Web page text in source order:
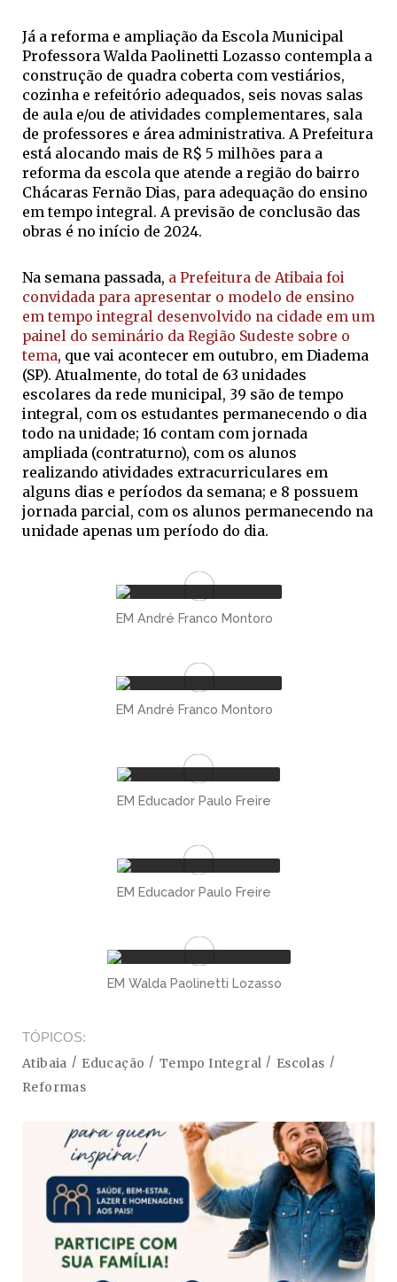
Já a reforma e ampliação da Escola Municipal
Professora Walda Paolinetti Lozasso contempla a
construção de quadra coberta com vestiários,
cozinha e refeitório adequados, seis novas salas
de aula e/ou de atividades complementares, sala
de professores e área administrativa. A Prefeitura
está alocando mais de R$ 5 milhões para a
reforma da escola que atende a região do bairro
Chácaras Fernão Dias, para adequação do ensino
em tempo integral. A previsão de conclusão das
obras é no início de 2024.
Na semana passada, a Prefeitura de Atibaia foi
convidada para apresentar o modelo de ensino
em tempo integral desenvolvido na cidade em um
painel do seminário da Região Sudeste sobre o
tema, que vai acontecer em outubro, em Diadema
(SP). Atualmente, do total de 63 unidades
escolares da rede municipal, 39 são de tempo
integral, com os estudantes permanecendo o dia
todo na unidade; 16 contam com jornada
ampliada (contraturno), com os alunos
realizando atividades extracurriculares em
alguns dias e períodos da semana; e 8 possuem
jornada parcial, com os alunos permanecendo na
unidade apenas um período do dia.
EM André Franco Montoro
EM André Franco Montoro
EM Educador Paulo Freire
EM Educador Paulo Freire
EM Walda Paolinetti Lozasso
TÓPICOS
Atibaia Educação Tempo Integral
Escolas
Reformas